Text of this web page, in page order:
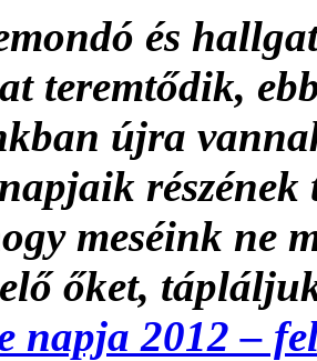
és
teremtődik,
újra
meséink ne
őket,
napja 2012 –